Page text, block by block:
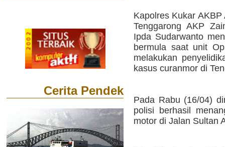
Cerita Pendek
Kapolres Kukar
Tenggarong AKP
Ipda Sudarwanto
bermula saat unit
melakukan
kasus curanmor di
Pada Rabu (16/04)
polisi berhasil
motor di Jalan Sultan